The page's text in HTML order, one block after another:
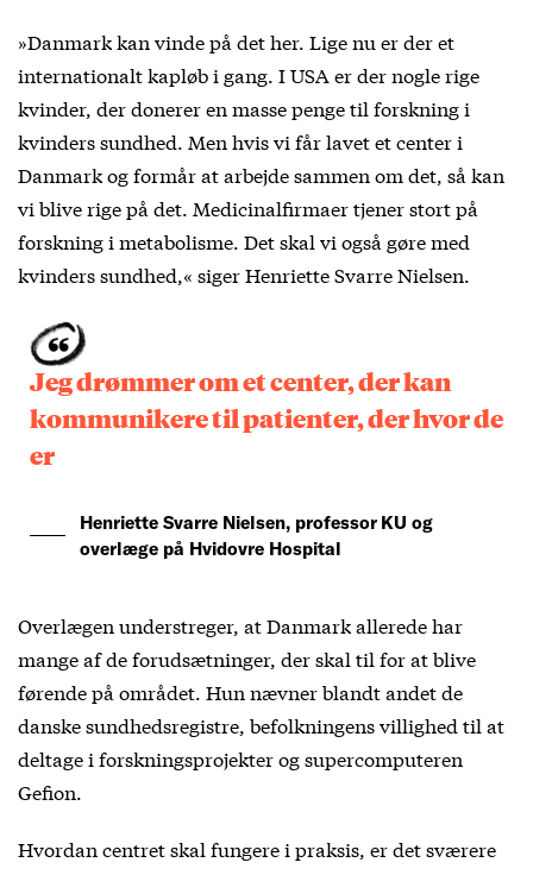
»Danmark kan vinde på det her. Lige nu er der et
internationalt kapløb i gang. I USA er der nogle rige
kvinder, der donerer en masse penge til forskning i
kvinders sundhed. Men hvis vi får lavet et center i
Danmark og formår at arbejde sammen om det, så kan
vi blive rige på det. Medicinalfirmaer tjener stort på
forskning i metabolisme. Det skal vi også gøre med
kvinders sundhed,« siger Henriette Svarre Nielsen.
Jeg drømmer om et center, der kan
kommunikere til patienter, der hvor de
er
Henriette Svarre Nielsen, professor KU og
overlæge på Hvidovre Hospital
Overlægen understreger, at Danmark allerede har
mange af de forudsætninger, der skal til for at blive
førende på området. Hun nævner blandt andet de
danske sundhedsregistre, befolkningens villighed til at
deltage i forskningsprojekter og supercomputeren
Gefion.
Hvordan centret skal fungere i praksis, er det sværere